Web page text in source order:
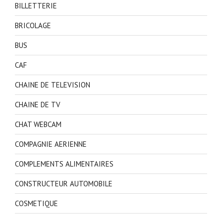
BILLETTERIE
BRICOLAGE
BUS
CAF
CHAINE DE TELEVISION
CHAINE DE TV
CHAT WEBCAM
COMPAGNIE AERIENNE
COMPLEMENTS ALIMENTAIRES
CONSTRUCTEUR AUTOMOBILE
COSMETIQUE